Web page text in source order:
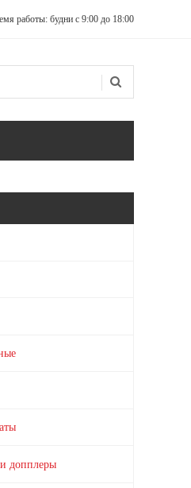
работы: будни с 9:00 до 18:00
допплеры